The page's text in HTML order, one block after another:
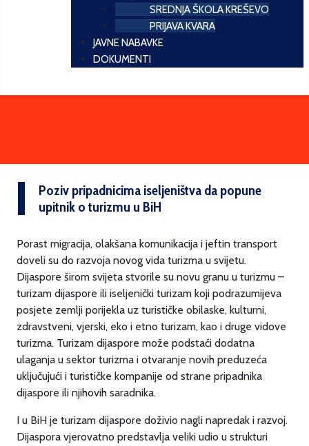
SREDNJA ŠKOLA KREŠEVO
PRIJAVA KVARA
JAVNE NABAVKE
DOKUMENTI
Poziv pripadnicima iseljeništva da popune
upitnik o turizmu u BiH
Porast migracija, olakšana komunikacija i jeftin transport
doveli su do razvoja novog vida turizma u svijetu.
Dijaspore širom svijeta stvorile su novu granu u turizmu –
turizam dijaspore ili iseljenički turizam koji podrazumijeva
posjete zemlji porijekla uz turističke obilaske, kulturni,
zdravstveni, vjerski, eko i etno turizam, kao i druge vidove
turizma. Turizam dijaspore može podstaći dodatna
ulaganja u sektor turizma i otvaranje novih preduzeća
uključujući i turističke kompanije od strane pripadnika
dijaspore ili njihovih saradnika.
I u BiH je turizam dijaspore doživio nagli napredak i razvoj.
Dijaspora vjerovatno predstavlja veliki udio u strukturi